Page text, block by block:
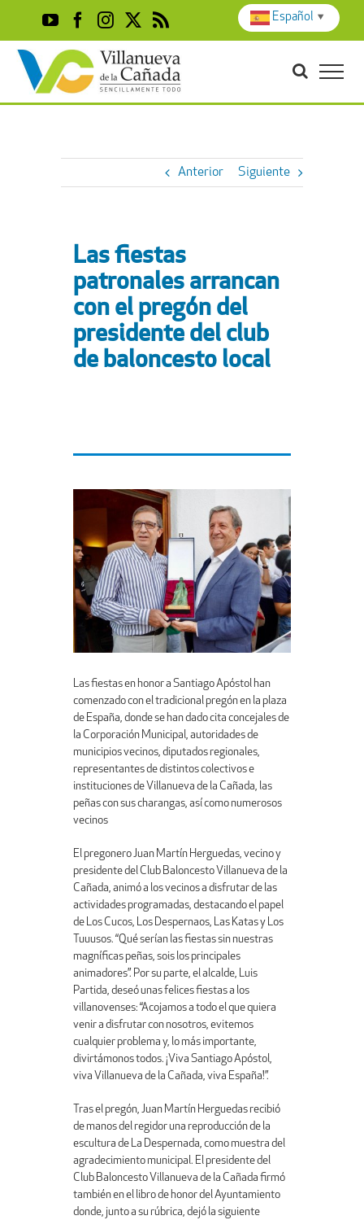
content
YouTubeFacebook
Instagram
X Rss
Anterior Siguiente
Las fiestas
patronales arrancan
con el pregón del
presidente del club
de baloncesto local
Las fiestas en honor a Santiago Apóstol han
comenzado con el tradicional pregón en la plaza
de España, donde se han dado cita concejales de
la Corporación Municipal, autoridades de
municipios vecinos, diputados regionales,
representantes de distintos colectivos e
instituciones de Villanueva de la Cañada, las
peñas con sus charangas, así como numerosos
vecinos
El pregonero Juan Martín Herguedas, vecino y
presidente del Club Baloncesto Villanueva de la
Cañada, animó a los vecinos a disfrutar de las
actividades programadas, destacando el papel
de Los Cucos, Los Despernaos, Las Katas y Los
Tuuusos. “Qué serían las fiestas sin nuestras
magníficas peñas, sois los principales
animadores”. Por su parte, el alcalde, Luis
Partida, deseó unas felices fiestas a los
villanovenses: “Acojamos a todo el que quiera
venir a disfrutar con nosotros, evitemos
cualquier problema y, lo más importante,
divirtámonos todos. ¡Viva Santiago Apóstol,
viva Villanueva de la Cañada, viva España!”.
Tras el pregón, Juan Martín Herguedas recibió
de manos del regidor una reproducción de la
escultura de La Despernada, como muestra del
agradecimiento municipal. El presidente del
Club Baloncesto Villanueva de la Cañada firmó
también en el libro de honor del Ayuntamiento
donde, junto a su rúbrica, dejó la siguiente
Español ▼